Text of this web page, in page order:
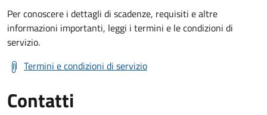
Per conoscere i dettagli di scadenze, requisiti e altre
informazioni importanti, leggi i termini e le condizioni di
servizio.
Termini e condizioni di servizio
Contatti